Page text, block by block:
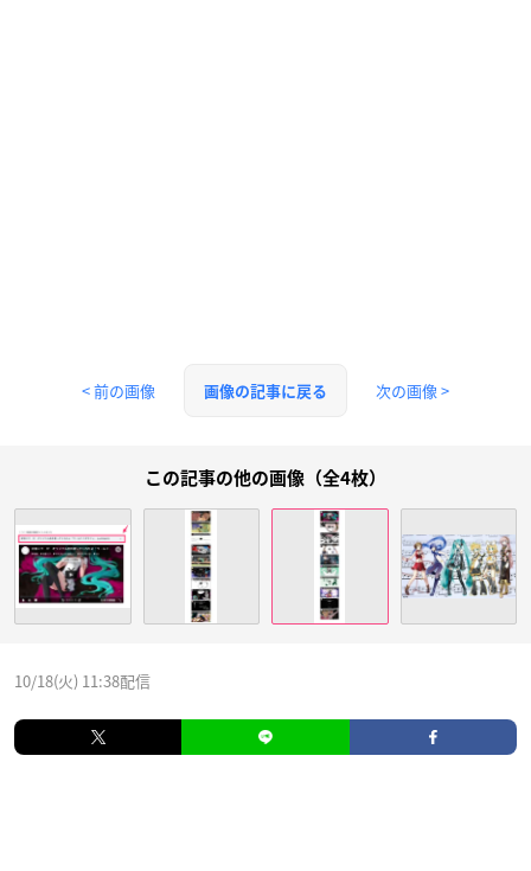
< 前の画像 画像の記事に戻る 次の画像 >
この記事の他の画像（全4枚）
10/18(火) 11:38配信